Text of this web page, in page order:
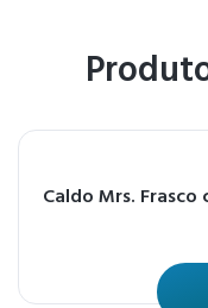
Caldo Mrs. Frasco